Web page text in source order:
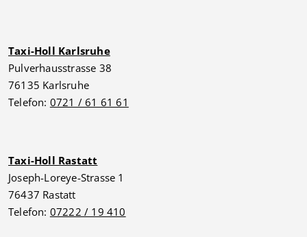
Taxi-Holl Karlsruhe
Pulverhausstrasse 38
76135 Karlsruhe
Telefon: 0721 / 61 61 61
Taxi-Holl Rastatt
Joseph-Loreye-Strasse 1
76437 Rastatt
Telefon: 07222 / 19 410